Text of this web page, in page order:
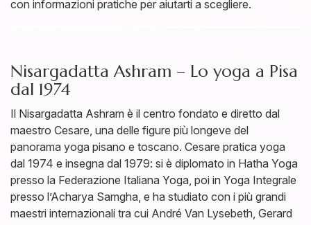
con informazioni pratiche per aiutarti a scegliere.
Nisargadatta Ashram – Lo yoga a Pisa
dal 1974
Il Nisargadatta Ashram è il centro fondato e diretto dal
maestro Cesare, una delle figure più longeve del
panorama yoga pisano e toscano. Cesare pratica yoga
dal 1974 e insegna dal 1979: si è diplomato in Hatha Yoga
presso la Federazione Italiana Yoga, poi in Yoga Integrale
presso l’Acharya Samgha, e ha studiato con i più grandi
maestri internazionali tra cui André Van Lysebeth, Gerard